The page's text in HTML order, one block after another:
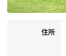
住所